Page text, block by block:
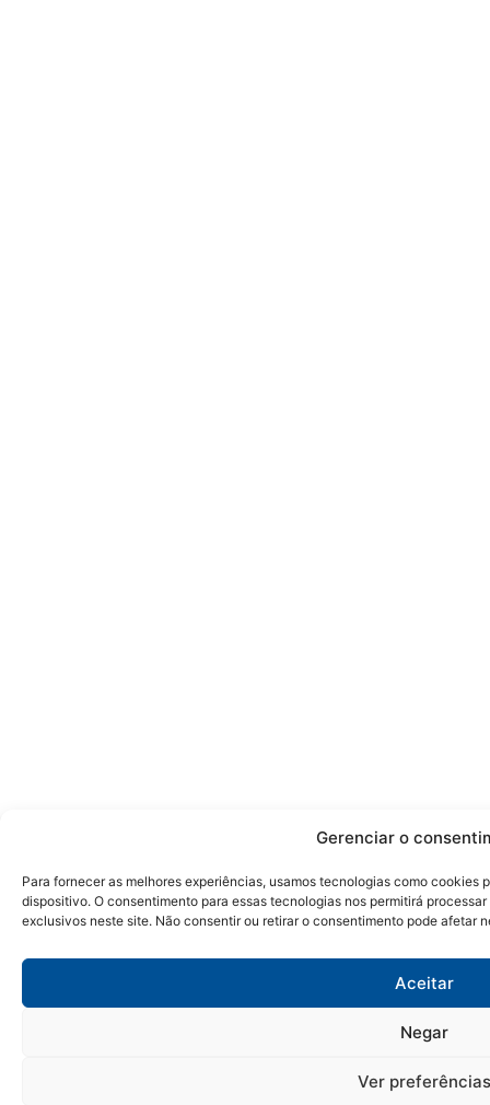
Gerenciar o
Para fornecer as melhores experiências, usamos tecnologias como cookies
dispositivo. O consentimento para essas tecnologias nos permitirá
exclusivos neste site. Não consentir ou retirar o consentimento pode afetar
Aceitar
Negar
Ver preferências